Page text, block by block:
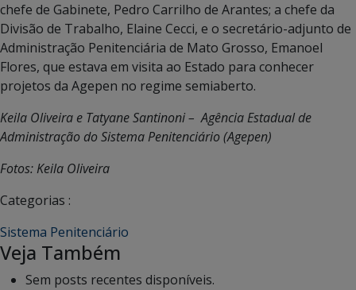
chefe de Gabinete, Pedro Carrilho de Arantes; a chefe da
Divisão de Trabalho, Elaine Cecci, e o secretário-adjunto de
Administração Penitenciária de Mato Grosso, Emanoel
Flores, que estava em visita ao Estado para conhecer
projetos da Agepen no regime semiaberto.
Keila Oliveira e Tatyane Santinoni – Agência Estadual de
Administração do Sistema Penitenciário (Agepen)
Fotos: Keila Oliveira
Categorias :
Sistema Penitenciário
Veja Também
Sem posts recentes disponíveis.